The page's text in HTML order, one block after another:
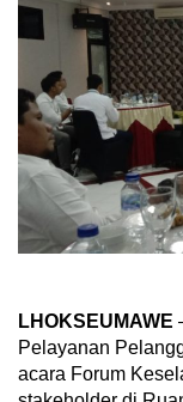
LHOKSEUMAWE
Pelayanan
acara Forum